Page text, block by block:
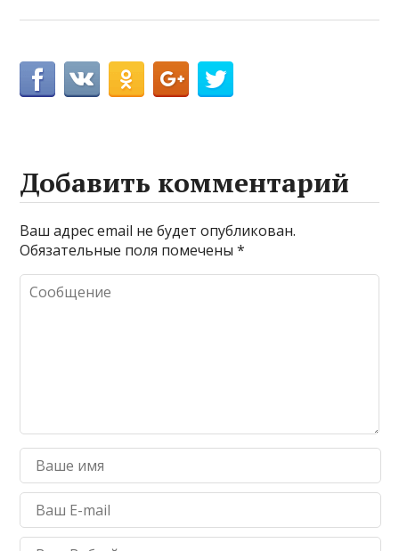
Добавить комментарий
Ваш адрес email не будет опубликован.
Обязательные поля помечены*